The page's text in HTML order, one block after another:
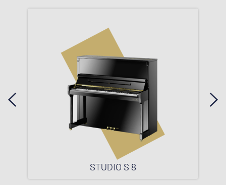
STUDIO S 8